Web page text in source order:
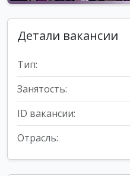
Детали вакансии
Тип:
Занятость:
ID вакансии:
Отрасль: